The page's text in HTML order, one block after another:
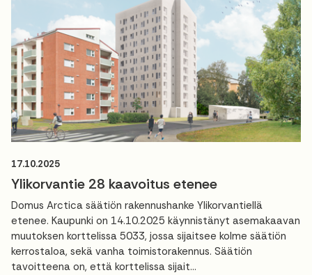
17.10.2025
Ylikorvantie 28 kaavoitus etenee
Domus Arctica säätiön rakennushanke Ylikorvantiellä
etenee. Kaupunki on 14.10.2025 käynnistänyt asemakaavan
muutoksen korttelissa 5033, jossa sijaitsee kolme säätiön
kerrostaloa, sekä vanha toimistorakennus. Säätiön
tavoitteena on, että korttelissa sijait...